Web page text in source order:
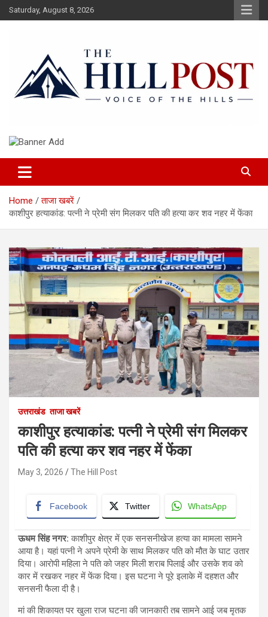
Skip
to
Saturday, August 8, 2026
The Hillpost
Home
ताजा खबरें
काशीपुर हत्याकांड: पत्नी ने प्रेमी संग मिलकर पति की हत्या कर शव नहर में फेंका
उत्तराखंड ताजा खबरें
काशीपुर हत्याकांड: पत्नी ने प्रेमी संग मिलकर
पति की हत्या कर शव नहर में फेंका
May 3, 2026 The Hill Post
Facebook Twitter WhatsApp
ऊधम सिंह नगर: काशीपुर क्षेत्र में एक सनसनीखेज हत्या का मामला सामने
आया है। यहां पत्नी ने अपने प्रेमी के साथ मिलकर पति को मौत के घाट उतार
दिया। आरोपी महिला ने पति को जहर मिली शराब पिलाई और उसके शव को
कार में रखकर नहर में फेंक दिया। इस घटना ने पूरे इलाके में दहशत और
सनसनी फैला दी है।
मां की शिकायत पर खुला राज घटना की जानकारी तब सामने आई जब मृतक